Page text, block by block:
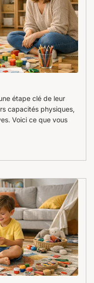
étape clé de leur
capacités physiques,
Voici ce que vous